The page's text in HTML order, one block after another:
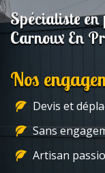
Spécialiste en
Carnoux En
Nos
Devis et
Sans
Artisan